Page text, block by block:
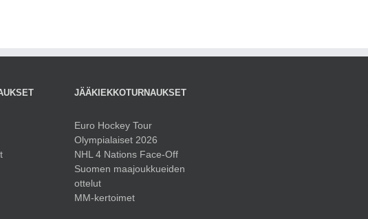
JÄÄKIEKKOTURNAUKSET
Euro Hockey Tour
Olympialaiset 2026
NHL 4 Nations Face-Off
Suomen maajoukkueiden
ottelut
MM-kertoimet